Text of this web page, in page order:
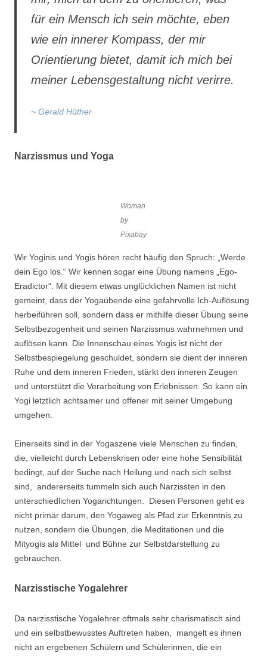
für ein Mensch ich sein möchte, eben
wie ein innerer Kompass, der mir
Orientierung bietet, damit ich mich bei
meiner Lebensgestaltung nicht verirre.
~ Gerald Hüther
Narzissmus und Yoga
Woman
by
Pixabay
Wir Yoginis und Yogis hören recht häufig den Spruch: „Werde
dein Ego los.“ Wir kennen sogar eine Übung namens „Ego-
Eradictor“. Mit diesem etwas unglücklichen Namen ist nicht
gemeint, dass der Yogaübende eine gefahrvolle Ich-Auflösung
herbeiführen soll, sondern dass er mithilfe dieser Übung seine
Selbstbezogenheit und seinen Narzissmus wahrnehmen und
auflösen kann. Die Innenschau eines Yogis ist nicht der
Selbstbespiegelung geschuldet, sondern sie dient der inneren
Ruhe und dem inneren Frieden, stärkt den inneren Zeugen
und unterstützt die Verarbeitung von Erlebnissen. So kann ein
Yogi letztlich achtsamer und offener mit seiner Umgebung
umgehen.
Einerseits sind in der Yogaszene viele Menschen zu finden,
die, vielleicht durch Lebenskrisen oder eine hohe Sensibilität
bedingt, auf der Suche nach Heilung und nach sich selbst
sind, andererseits tummeln sich auch Narzissten in den
unterschiedlichen Yogarichtungen. Diesen Personen geht es
nicht primär darum, den Yogaweg als Pfad zur Erkenntnis zu
nutzen, sondern die Übungen, die Meditationen und die
Mityogis als Mittel und Bühne zur Selbstdarstellung zu
gebrauchen.
Narzisstische Yogalehrer
Da narzisstische Yogalehrer oftmals sehr charismatisch sind
und ein selbstbewusstes Auftreten haben, mangelt es ihnen
nicht an ergebenen Schülern und Schülerinnen, die ein